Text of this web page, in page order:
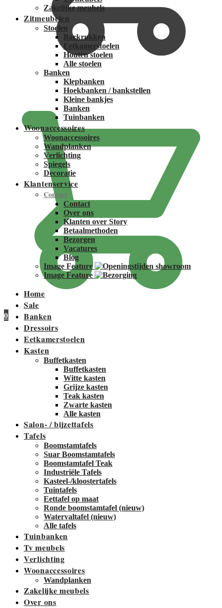
0
Zakelijke meubels
Zitmeubelen
Stoelen
Barkrukken
Eetkamerstoelen
Houten stoelen
Alle stoelen
Banken
Klepbanken
Hoekbanken / bankstellen
Kleine bankjes
Banken
Tuinbanken
Woonaccessoires
Woonaccessoires
Wandplanken
Verlichting
Spiegels
Decoratie
Klantenservice
Contact
Contact
Over ons
Klanten over Story
Betaalmethoden
Bezorgen
Vacatures
Blog
Image Feature
Image Feature
Home
Sale
Banken
Dressoirs
Eetkamerstoelen
Kasten
Buffetkasten
Buffetkasten
Witte kasten
Grijze kasten
Teak kasten
Zwarte kasten
Alle kasten
Salon- / bijzettafels
Tafels
Boomstamtafels
Suar Boomstamtafels
Boomstamtafel Teak
Industriële Tafels
Kasteel-/kloostertafels
Tuintafels
Eettafel op maat
Ronde boomstamtafel (nieuw)
Watervaltafel (nieuw)
Alle tafels
Tuinbanken
Tv meubels
Verlichting
Woonaccessoires
Wandplanken
Zakelijke meubels
Over ons